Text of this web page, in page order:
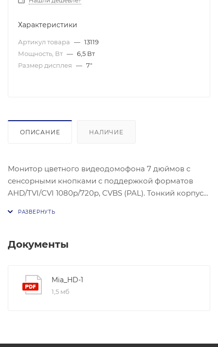
Характеристики
Артикул товара — 13119
Мощность, Вт — 6,5 Вт
Размер дисплея — 7″
ОПИСАНИЕ НАЛИЧИЕ
Монитор цветного видеодомофона 7 дюймов с
сенсорными кнопками с поддержкой форматов
AHD/TVI/CVI 1080p/720p, CVBS (PAL). Тонкий корпус
подключения до 6-х мониторов в одной системе.
Документы
Mia_HD-1
1,5 мб